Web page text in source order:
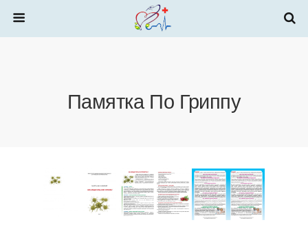
Памятка По Гриппу